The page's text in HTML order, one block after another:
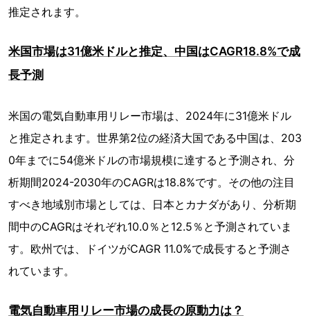
推定されます。
米国市場は31億米ドルと推定、中国はCAGR18.8%で成
長予測
米国の電気自動車用リレー市場は、2024年に31億米ドル
と推定されます。世界第2位の経済大国である中国は、203
0年までに54億米ドルの市場規模に達すると予測され、分
析期間2024-2030年のCAGRは18.8%です。その他の注目
すべき地域別市場としては、日本とカナダがあり、分析期
間中のCAGRはそれぞれ10.0％と12.5％と予測されていま
す。欧州では、ドイツがCAGR 11.0%で成長すると予測さ
れています。
電気自動車用リレー市場の成長の原動力は？